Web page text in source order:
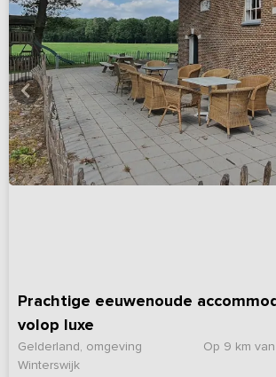
Prachtige eeuwenoude
volop luxe
Op 9 km
Gelderland, omgeving
Winterswijk